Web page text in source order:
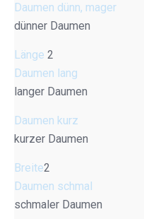
Daumen dünn, mager
dünner Daumen
Länge 2
Daumen lang
langer Daumen
Daumen kurz
kurzer Daumen
Breite2
Daumen schmal
schmaler Daumen